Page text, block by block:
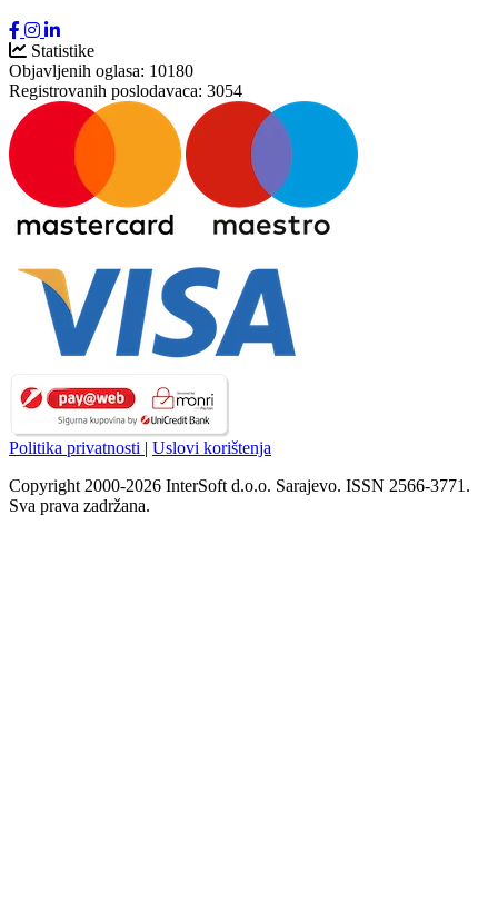
Statistike
Objavljenih oglasa: 10180
Registrovanih poslodavaca: 3054
Politika privatnosti | Uslovi korištenja
Copyright 2000-2026 InterSoft d.o.o. Sarajevo. ISSN 2566-3771.
Sva prava zadržana.